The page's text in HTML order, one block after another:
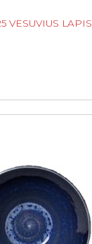
VESUVIUS LAPIS